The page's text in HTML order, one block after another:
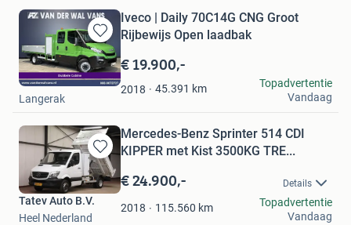
Bewaren
in
Mijn
Favorieten
Iveco | Daily 70C14G CNG Groot
Rijbewijs Open laadbak
€ 19.900,-
2018 45.391 km
Van der Wal Vans
Langerak
Topadvertentie
Vandaag
Bewaren
in
Mijn
Favorieten
Mercedes-Benz Sprinter 514 CDI
KIPPER met Kist 3500KG TRE...
€ 24.900,- Details
2018 115.560 km
Tatev Auto B.V.
Heel Nederland
Topadvertentie
Vandaag